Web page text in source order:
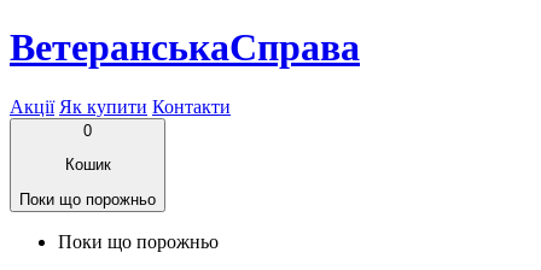
ВетеранськаСправа
Акції Як купити Контакти
0
Кошик
Поки що порожньо
Поки що порожньо